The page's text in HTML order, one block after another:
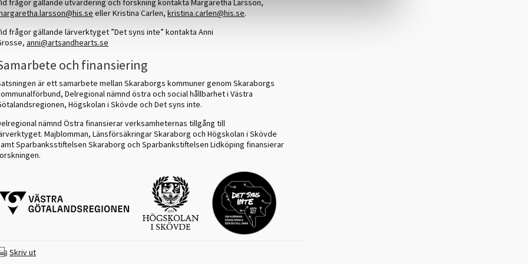
frågor gällande utvärdering och forskning kontakta Margaretha Larsson,
eller Kristina Carlen, kristina.carlen@his.se.
frågor gällande lärverktyget ”Det syns inte” kontakta Anni
anni@artsandhearts.se
och finansiering
är ett samarbete mellan Skaraborgs kommuner genom Skaraborgs
Delregional nämnd östra och social hållbarhet i Västra
Högskolan i Skövde och Det syns inte.
nämnd Östra finansierar verksamheternas tillgång till
Majblomman, Länsförsäkringar Skaraborg och Högskolan i Skövde
Sparbanksstiftelsen Skaraborg och Sparbankstiftelsen Lidköping finansierar
Skriv ut